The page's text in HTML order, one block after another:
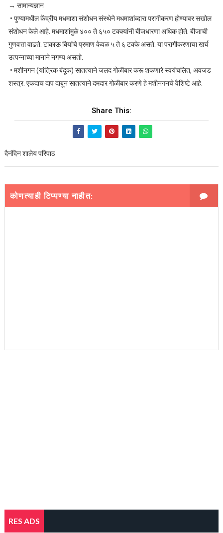
→ सामान्यज्ञान
• पुण्यामधील केंद्रीय मधमाशा संशोधन संस्थेने मधमाशांव्दारा परागीकरण होण्यावर सखोल
संशोधन केले आहे. मधमाशांमुळे ४०० ते ६५० टक्क्यांनी बीजधारणा अधिक होते. बीजाची
गुणवत्ता वाढते. टाकाऊ बियांचे प्रमाण केवळ ५ ते ६ टक्के असते. या परागीकरणाचा खर्च
उत्पन्नाच्या मानाने नगण्य असतो.
• मशीनगन (यांत्रिक बंदूक) सातत्याने जलद गोळीबार करू शकणारे स्वयंचलित, अवजड
शस्त्र. एकदाच दाप दाबून सातत्याने दमदार गोळीबार करणे हे मशीनगनचे वैशिष्टे आहे.
Share This:
दैनंदिन शालेय परिपाठ
कोणत्याही टिप्पण्‍या नाहीत:
RES ADS